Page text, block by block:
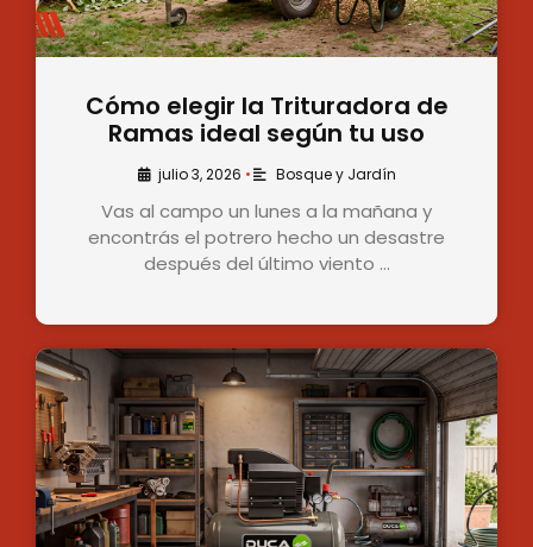
Cómo elegir la Trituradora de
Ramas ideal según tu uso
julio 3, 2026 • Bosque y Jardín
Vas al campo un lunes a la mañana y
encontrás el potrero hecho un desastre
después del último viento …